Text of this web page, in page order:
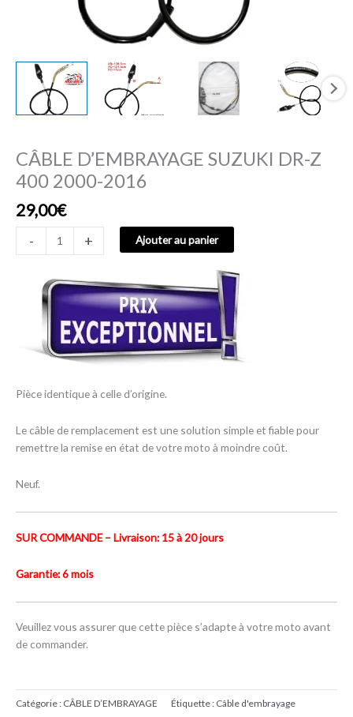
CÂBLE D’EMBRAYAGE SUZUKI DR-Z
400 2000-2016
29,00€
- + Ajouter au panier
Pièce identique à celle d’origine.
Le câble de remplacement est une solution simple et fiable pour
remettre la remise en état de votre moto à moindre coût.
Neuf.
SUR COMMANDE – Livraison: 15 à 20 jours
Garantie: 6 mois
Veuillez vous assurer que cette pièce s’adapte à votre moto avant
de commander.
Catégorie : CÂBLE D’EMBRAYAGE Étiquette : Câble d'embrayage